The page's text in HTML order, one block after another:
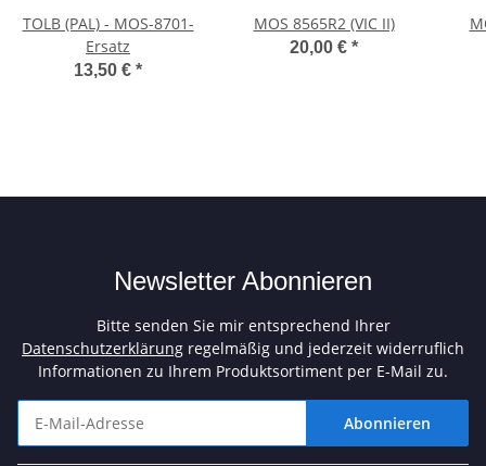
TOLB (PAL) - MOS-8701-
Ersatz
13,50 € *
MOS 8565R2 (VIC II)
20,00 € *
Newsletter Abonnieren
Bitte senden Sie mir entsprechend Ihrer
Datenschutzerklärung regelmäßig und jederzeit widerruflich
Informationen zu Ihrem Produktsortiment per E-Mail zu.
Abonnieren